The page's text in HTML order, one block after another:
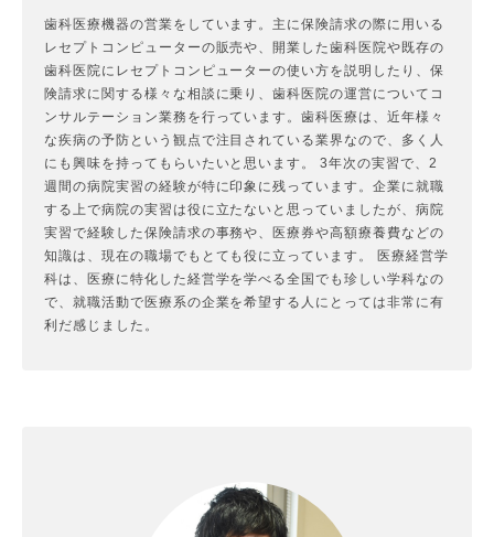
歯科医療機器の営業をしています。主に保険請求の際に用いる
レセプトコンピューターの販売や、開業した歯科医院や既存の
歯科医院にレセプトコンピューターの使い方を説明したり、保
険請求に関する様々な相談に乗り、歯科医院の運営についてコ
ンサルテーション業務を行っています。歯科医療は、近年様々
な疾病の予防という観点で注目されている業界なので、多く人
にも興味を持ってもらいたいと思います。 3年次の実習で、2
週間の病院実習の経験が特に印象に残っています。企業に就職
する上で病院の実習は役に立たないと思っていましたが、病院
実習で経験した保険請求の事務や、医療券や高額療養費などの
知識は、現在の職場でもとても役に立っています。 医療経営学
科は、医療に特化した経営学を学べる全国でも珍しい学科なの
で、就職活動で医療系の企業を希望する人にとっては非常に有
利だ感じました。